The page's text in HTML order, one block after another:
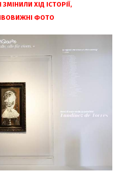
ЗМІНИЛИ ХІД ІСТОРІЇ,
ФОТО